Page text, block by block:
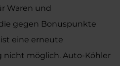
Waren und
gegen Bonuspunkte
eine erneute
nicht möglich. Auto-Köhler